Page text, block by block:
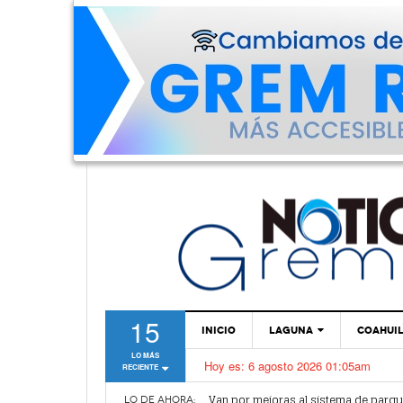
15
LO MÁS
RECIENTE
INICIO LAGUNA
TORREÓN
GÓMEZ PALACIO
Hoy es: 6 agosto 2026 01:05am
LO DE AHORA: